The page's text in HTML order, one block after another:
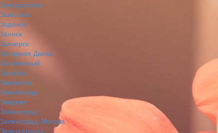
Заводоуковск
Заволжск
Задонск
Заинск
Заозерск
Западная Двина
Заполярный
Зарайск
Звенигово
Звенигород
Зверево
Зеленоград
Зеленоград, Москва
Зеленоградск